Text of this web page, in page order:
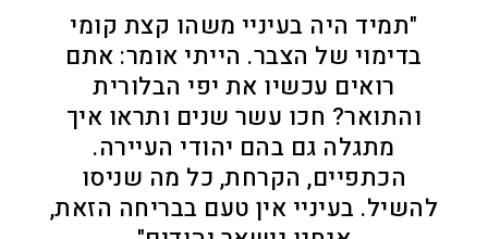
"תמיד היה בעיניי משהו קצת קומי
בדימוי של הצבר. הייתי אומר: אתם
רואים עכשיו את יפי הבלורית
והתואר? חכו עשר שנים ותראו איך
מתגלה גם בהם יהודי העיירה.
הכתפיים, הקרחת, כל מה שניסו
להשיל. בעיניי אין טעם בבריחה הזאת,